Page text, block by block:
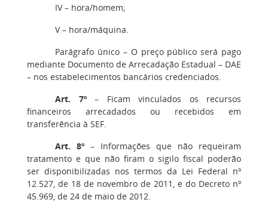
IV – hora/homem;
V – hora/máquina.
Parágrafo único – O preço público será pago
mediante Documento de Arrecadação Estadual – DAE
– nos estabelecimentos bancários credenciados.
Art. 7º– Ficam vinculados os recursos
financeiros arrecadados ou recebidos em
transferência à SEF.
Art. 8º – Informações que não requeiram
tratamento e que não firam o sigilo fiscal poderão
ser disponibilizadas nos termos da Lei Federal nº
12.527, de 18 de novembro de 2011, e do Decreto nº
45.969, de 24 de maio de 2012.